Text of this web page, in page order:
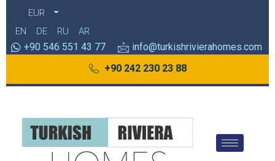
EUR
EN
DE RU AR
+90 546 551 43 77
info@turkishrivierahomes.com
+90 242 230 23 88